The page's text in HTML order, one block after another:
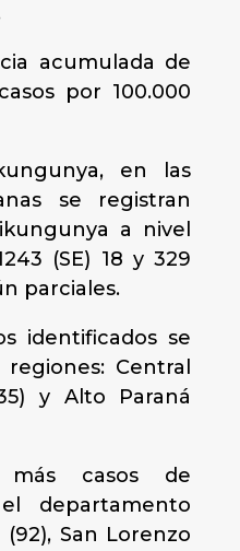
acumulada de
por 100.000
en las
se registran
a nivel
(SE) 18 y 329
parciales.
identificados se
Central
y Alto Paraná
casos de
departamento
San Lorenzo